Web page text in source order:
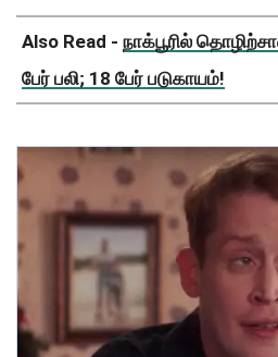
Also Read - நாக்பூரில்
பேர் பலி; 18 பேர் படுகாயம்!